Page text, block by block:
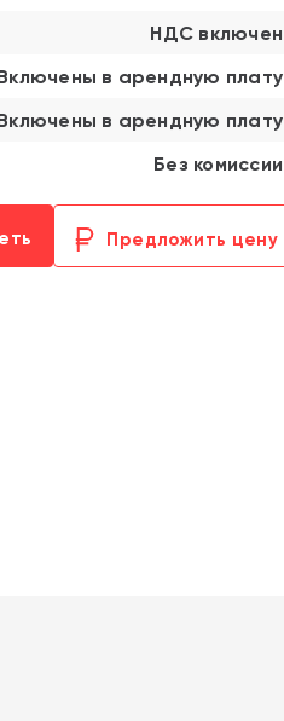
НДС включен
в арендную плату
в арендную плату
Без комиссии
Предложить цену